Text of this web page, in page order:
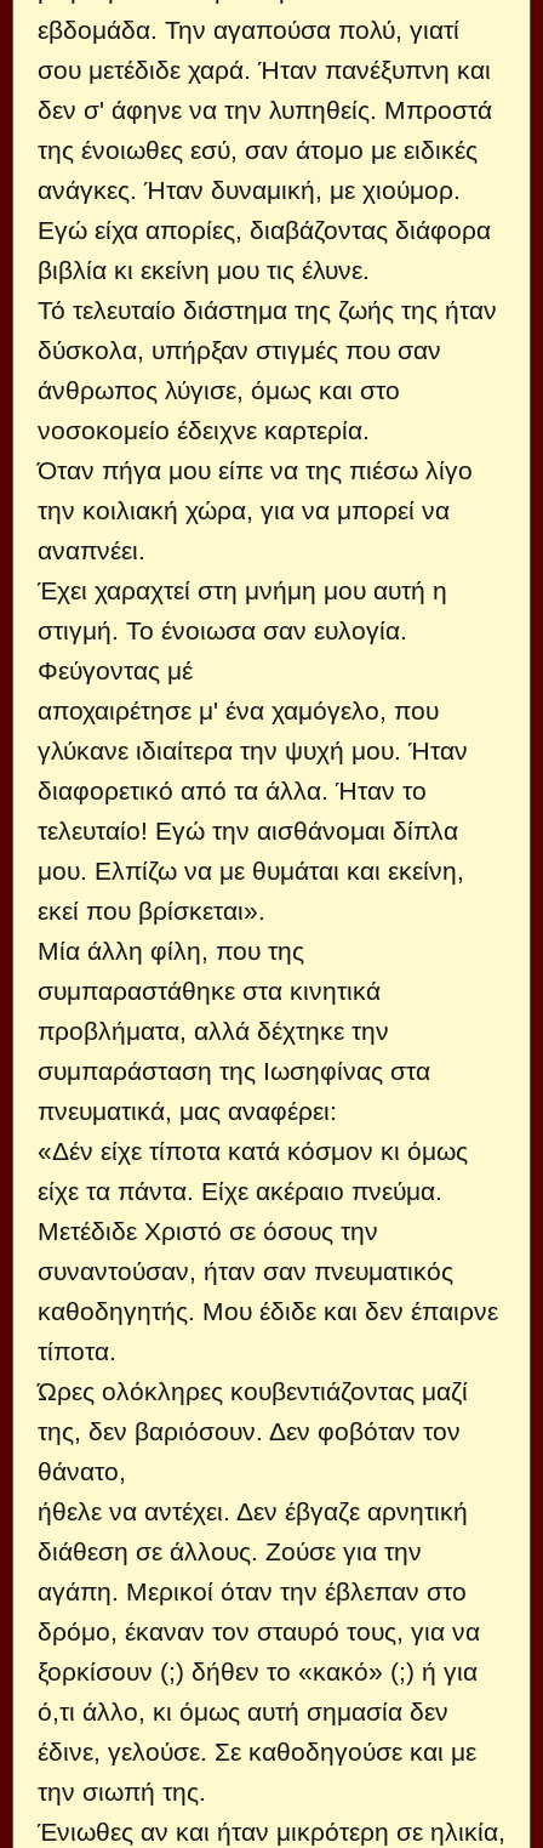
εβδομάδα. Την αγαπούσα πολύ, γιατί
σου μετέδιδε χαρά. Ήταν πανέξυπνη και
δεν σ' άφηνε να την λυπηθείς. Μπροστά
της ένοιωθες εσύ, σαν άτομο με ειδικές
ανάγκες. Ήταν δυναμική, με χιούμορ.
Εγώ είχα απορίες, διαβάζοντας διάφορα
βιβλία κι εκείνη μου τις έλυνε.
Τό τελευταίο διάστημα της ζωής της ήταν
δύσκολα, υπήρξαν στιγμές που σαν
άνθρωπος λύγισε, όμως και στο
νοσοκομείο έδειχνε καρτερία.
Όταν πήγα μου είπε να της πιέσω λίγο
την κοιλιακή χώρα, για να μπορεί να
αναπνέει.
Έχει χαραχτεί στη μνήμη μου αυτή η
στιγμή. Το ένοιωσα σαν ευλογία.
Φεύγοντας μέ
αποχαιρέτησε μ' ένα χαμόγελο, που
γλύκανε ιδιαίτερα την ψυχή μου. Ήταν
διαφορετικό από τα άλλα. Ήταν το
τελευταίο! Εγώ την αισθάνομαι δίπλα
μου. Ελπίζω να με θυμάται και εκείνη,
εκεί που βρίσκεται».
Μία άλλη φίλη, που της
συμπαραστάθηκε στα κινητικά
προβλήματα, αλλά δέχτηκε την
συμπαράσταση της Ιωσηφίνας στα
πνευματικά, μας αναφέρει:
«Δέν είχε τίποτα κατά κόσμον κι όμως
είχε τα πάντα. Είχε ακέραιο πνεύμα.
Μετέδιδε Χριστό σε όσους την
συναντούσαν, ήταν σαν πνευματικός
καθοδηγητής. Μου έδιδε και δεν έπαιρνε
τίποτα.
Ώρες ολόκληρες κουβεντιάζοντας μαζί
της, δεν βαριόσουν. Δεν φοβόταν τον
θάνατο,
ήθελε να αντέχει. Δεν έβγαζε αρνητική
διάθεση σε άλλους. Ζούσε για την
αγάπη. Μερικοί όταν την έβλεπαν στο
δρόμο, έκαναν τον σταυρό τους, για να
ξορκίσουν (;) δήθεν το «κακό» (;) ή για
ό,τι άλλο, κι όμως αυτή σημασία δεν
έδινε, γελούσε. Σε καθοδηγούσε και με
την σιωπή της.
Ένιωθες αν και ήταν μικρότερη σε ηλικία,